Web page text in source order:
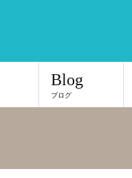
Blog
ブログ